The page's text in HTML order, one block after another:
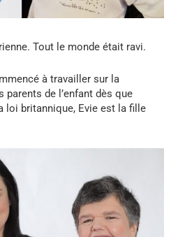
Tout le monde était ravi.
à travailler sur la
parents de l’enfant dès que
loi britannique, Evie est la fille